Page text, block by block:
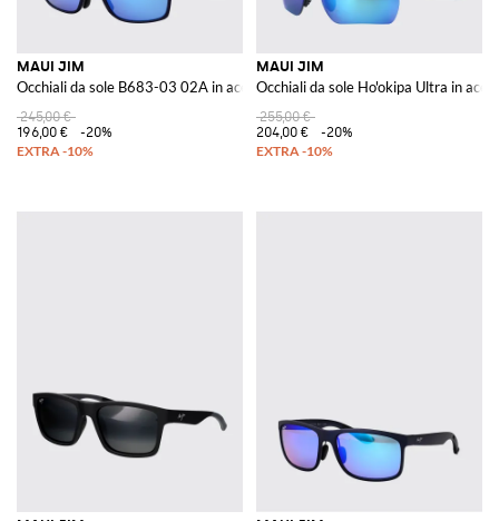
MAUI JIM
Occhiali da sole B683-03 02A in acetato
245,00 €
196,00 €
-20%
MAUI JIM
Occhiali da sole Ho'okipa Ultra in
255,00 €
204,00 €
-20%